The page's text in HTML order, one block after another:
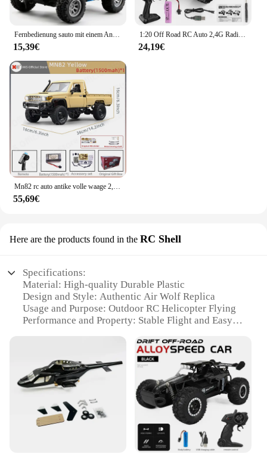
Fernbedienung sauto mit einem Anteil von 1:32, fern gesteuertes Auto mit maximal 20 km/h, 2,4 GHz Hochgeschwindigkeits-Elektro spielzeug auto für den Außenbereich
15,39€
1:20 Off Road RC Auto 2,4G Radio Fernbedienung Autos RTR High Speed Klettern Drift Fernbedienung Monster Truck Spielzeug für Kinder
24,19€
Mn82 rc auto antike volle waage 2,4g 4wd motor fernbedienung offroad pickup modell auto für jungen erwachsene geschenke
55,69€
Here are the products found in the RC Shell
Specifications:
Material: High-quality Durable Plastic
Design and Style: Authentic Air Wolf Replica
Usage and Purpose: Outdoor RC Helicopter Flying
Performance and Property: Stable Flight and Easy
Parts and Accessories: Includes Full Set of RC
Hubschrauber Air Wolf Components
Applicable People: Suitable for Ages 14 and Up
Features:
**Authentic Design and Stability**
The rc hubschrauber air wolf is not just a toy; it's a
replica of the iconic Air Wolf helicopter from the
1980s television series. The design captures the
essence of the original, making it a must-have for